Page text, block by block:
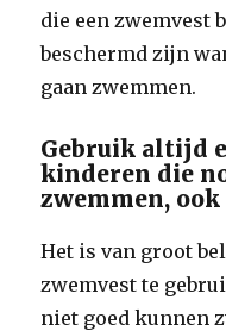
die een zwemvest
beschermd zijn
gaan zwemmen.
Gebruik altijd
kinderen die
zwemmen,
Het is van groot
zwemvest te
niet goed kunnen